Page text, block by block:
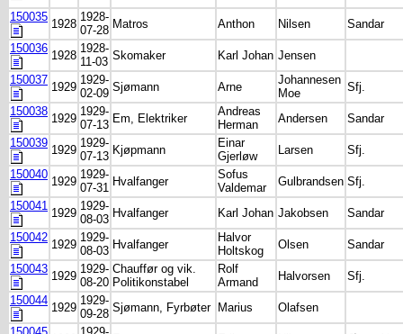
150035
1928
1928-
07-28 Matros Anthon Nilsen
Sandar
150036
1928
1928-
11-03 Skomaker Karl Johan Jensen
150037
1929
1929-
02-09 Sjømann Arne
Johannesen
Moe
Sfj.
150038
1929
1929-
07-13 Em, Elektriker
Andreas
Herman
Andersen
Sandar
150039
1929
1929-
07-13 Kjøpmann
Einar
Gjerløw
Larsen
Sfj.
150040
1929
1929-
07-31 Hvalfanger
Sofus
Valdemar
Gulbrandsen Sfj.
150041
1929
1929-
08-03 Hvalfanger Karl Johan Jakobsen
Sandar
150042
1929
1929-
08-03 Hvalfanger
Halvor
Holtskog
Olsen
Sandar
150043
1929
1929-
08-20
Chauffør og vik.
Politikonstabel
Rolf
Armand
Halvorsen
Sfj.
150044
1929
1929-
09-28 Sjømann, Fyrbøter Marius
Olafsen